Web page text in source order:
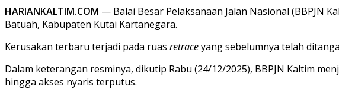
HARIANKALTIM.COM — Balai Besar Pelaksanaan Jalan Nasional (BBPJN
Batuah, Kabupaten Kutai Kartanegara.
Kerusakan terbaru terjadi pada ruas retraceyang sebelumnya telah
Dalam keterangan resminya, dikutip Rabu (24/12/2025), BBPJN Kaltim
hingga akses nyaris terputus.